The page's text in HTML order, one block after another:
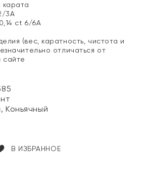
карата
3А
ct 6/6А
(вес, каратность, чистота и
отличаться от
сайте
Коньячный
В ИЗБРАННОЕ